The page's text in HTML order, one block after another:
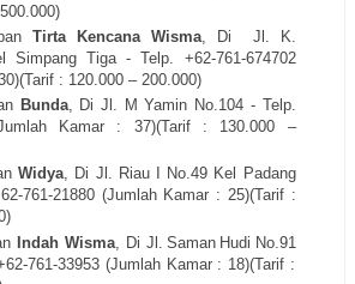
Tirta Kencana Wisma, Di
Jl. K.
Simpang Tiga - Telp. +62-761-674702
: 120.000 – 200.000)
Bunda, DiJl. M Yamin No.104 - Telp.
Kamar : 37)(Tarif : 130.000 –
Widya, Di Jl. Riau I No.49 Kel Padang
761-21880(Jumlah Kamar : 25)(Tarif :
Indah Wisma, Di Jl. Saman Hudi No.91
761-33953 (Jumlah Kamar : 18)(Tarif :